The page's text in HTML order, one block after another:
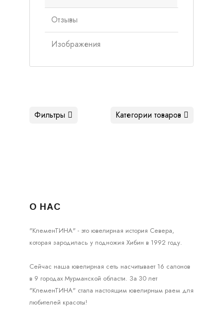
Отзывы
Изображения
Категории товаров
Фильтры
О НАС
"КлеменТИНА" - это ювелирная история Севера,
которая зародилась у подножия Хибин в 1992 году.
Сейчас наша ювелирная сеть насчитывает 16 салонов
в 9 городах Мурманской области. За 30 лет
"КлеменТИНА" стала настоящим ювелирным раем для
любителей красоты!